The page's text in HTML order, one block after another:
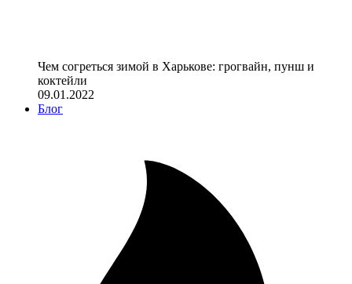
Чем согреться зимой в Харькове: грогвайн, пунш и
коктейли
09.01.2022
Блог